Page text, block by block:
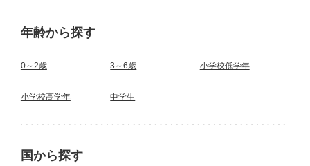
年齢から探す
0～2歳 3～6歳 小学校低学年
小学校高学年 中学生
国から探す